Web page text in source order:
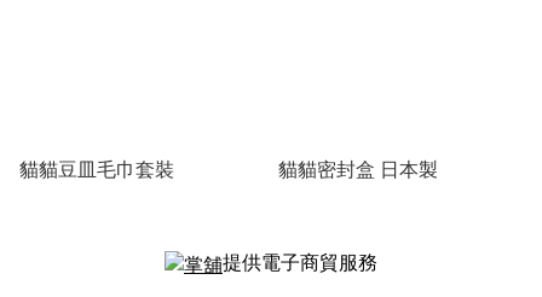
貓貓豆皿毛巾套裝 貓貓密封盒 日本製
提供電子商貿服務